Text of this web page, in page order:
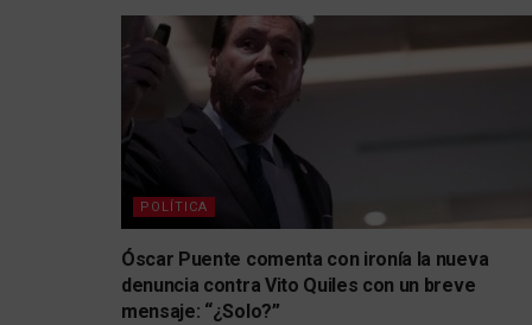
POLÍTICA
Óscar Puente comenta con ironía la nueva
denuncia contra Vito Quiles con un breve
mensaje: “¿Solo?”